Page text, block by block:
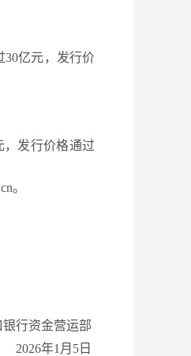
30亿元，发行价
，发行价格通过
。
行资金营运部
2026年1 月 5 日